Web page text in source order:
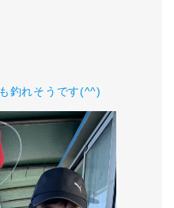
釣れそうです(^^)